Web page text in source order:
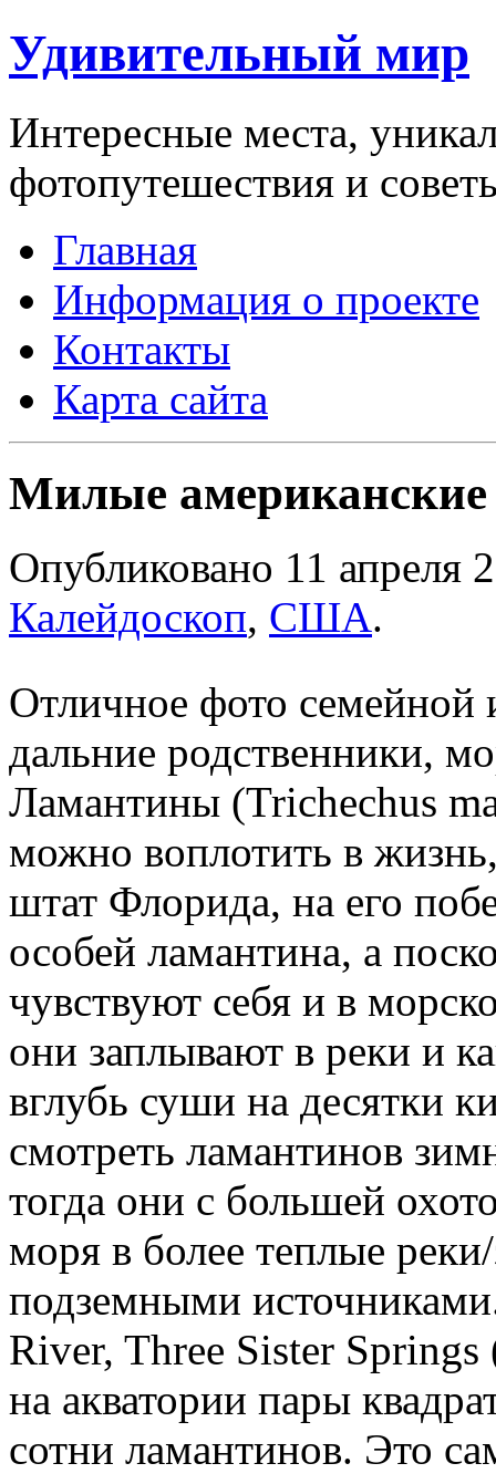
Удивительный мир
Интересные места,
фотопутешествия и
Главная
Информация о проекте
Контакты
Карта сайта
Милые
Опубликовано 11 апреля
Калейдоскоп, США.
Отличное фото
дальние родственники,
Ламантины (Trichechus
можно воплотить в
штат Флорида, на его
особей ламантина, а
чувствуют себя и в
они заплывают в реки и
вглубь суши на десятки
смотреть ламантинов
тогда они с большей
моря в более теплые
подземными
River, Three Sister Springs
на акватории пары
сотни ламантинов. Это